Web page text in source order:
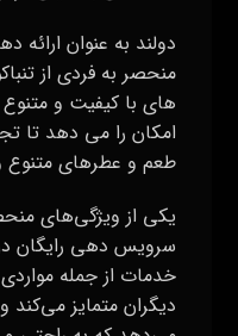
دولند به عنوان ارائه
منحصر به فردی از
های با کیفیت و
امکان را می‌ دهد تا
طعم و عطرهای متنوع
یکی از ویژگی‌های
سرویس دهی رایگان
خدمات از جمله
دیگران متمایز می‌کند